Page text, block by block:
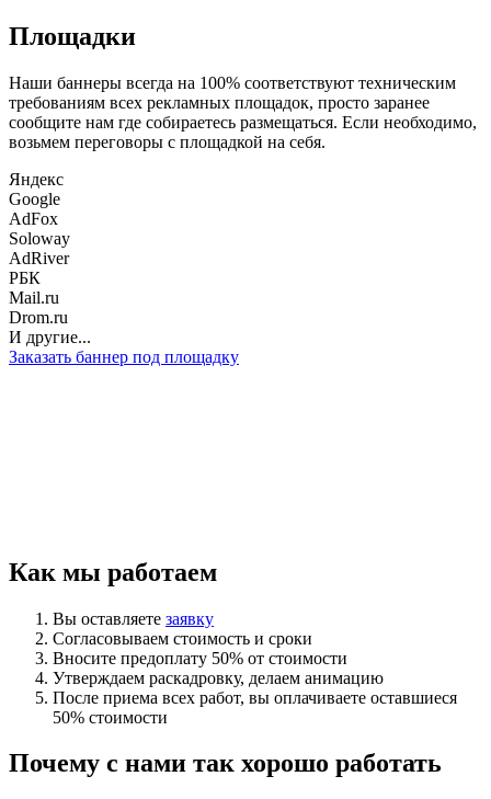
Площадки
Наши баннеры всегда на 100% соответствуют техническим
требованиям всех рекламных площадок, просто заранее
сообщите нам где собираетесь размещаться. Если необходимо,
возьмем переговоры с площадкой на себя.
Яндекс
Google
AdFox
Soloway
AdRiver
РБК
Mail.ru
Drom.ru
И другие...
Заказать баннер под площадку
Как мы работаем
Вы оставляете заявку
Согласовываем стоимость и сроки
Вносите предоплату 50% от стоимости
Утверждаем раскадровку, делаем анимацию
После приема всех работ, вы оплачиваете оставшиеся
50% стоимости
Почему с нами так хорошо работать